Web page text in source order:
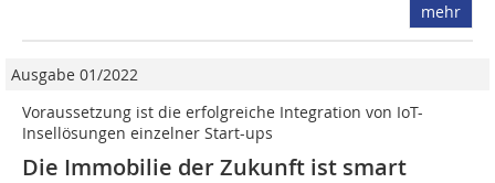
mehr
Ausgabe 01/2022
Voraussetzung ist die erfolgreiche Integration von IoT-
Insellösungen ­einzelner Start-ups
Die Immobilie der Zukunft ist smart